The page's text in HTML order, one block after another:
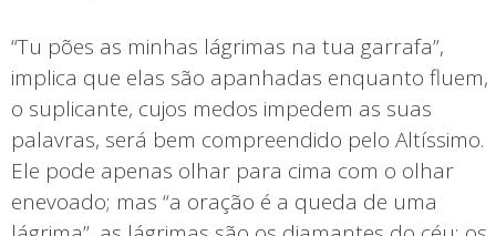
“Tu pões as minhas lágrimas na tua garrafa”,
implica que elas são apanhadas enquanto fluem,
o suplicante, cujos medos impedem as suas
palavras, será bem compreendido pelo Altíssimo.
Ele pode apenas olhar para cima com o olhar
enevoado; mas “a oração é a queda de uma